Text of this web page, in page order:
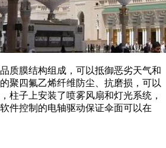
质膜结构组成，可以抵御恶劣天气和
聚四氟乙烯纤维防尘、抗磨损，可以
柱子上安装了喷雾风扇和灯光系统，
件控制的电轴驱动保证伞面可以在